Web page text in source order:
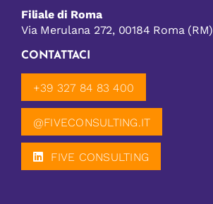
Filiale di Roma
Via Merulana 272, 00184 Roma (RM)
CONTATTACI
+39 327 84 83 400
@FIVECONSULTING.IT
FIVE CONSULTING